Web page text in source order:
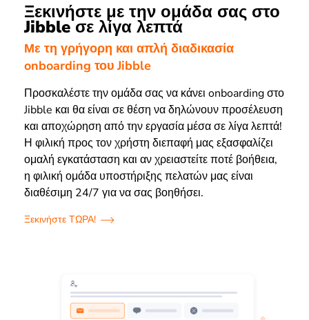
Ξεκινήστε με την ομάδα σας στο
Jibble σε λίγα λεπτά
Με τη γρήγορη και απλή διαδικασία
onboarding του Jibble
Προσκαλέστε την ομάδα σας να κάνει onboarding στο
Jibble και θα είναι σε θέση να δηλώνουν προσέλευση
και αποχώρηση από την εργασία μέσα σε λίγα λεπτά!
Η φιλική προς τον χρήστη διεπαφή μας εξασφαλίζει
ομαλή εγκατάσταση και αν χρειαστείτε ποτέ βοήθεια,
η φιλική ομάδα υποστήριξης πελατών μας είναι
διαθέσιμη 24/7 για να σας βοηθήσει.
Ξεκινήστε ΤΩΡΑ!